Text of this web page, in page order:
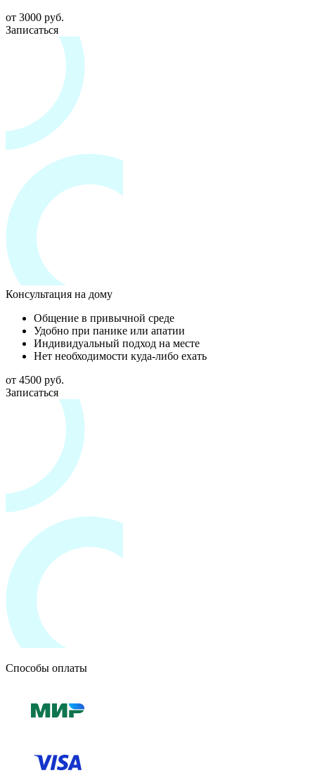
от 3000 руб.
Записаться
Консультация на дому
Общение в привычной среде
Удобно при панике или апатии
Индивидуальный подход на месте
Нет необходимости куда-либо ехать
от 4500 руб.
Записаться
Способы оплаты